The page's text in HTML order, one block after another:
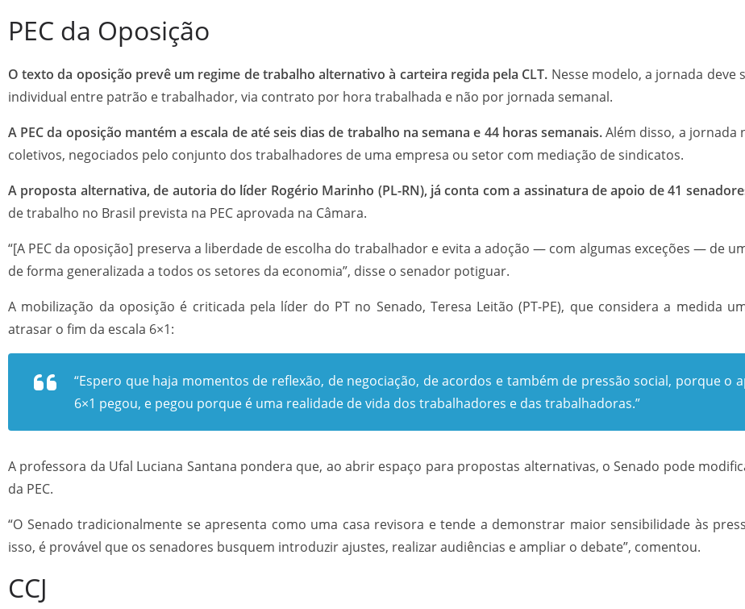
PEC da Oposição
O texto da oposição prevê um regime de trabalho alternativo à carteira regida pela CLT. Nesse modelo, a jornada
individual entre patrão e trabalhador, via contrato por hora trabalhada e não por jornada semanal.
A PEC da oposição mantém a escala de até seis dias de trabalho na semana e 44 horas semanais.Além disso, a jornada
coletivos, negociados pelo conjunto dos trabalhadores de uma empresa ou setor com mediação de sindicatos.
A proposta alternativa, de autoria do líder Rogério Marinho (PL-RN), já conta com a assinatura de apoio de 41
de trabalho no Brasil prevista na PEC aprovada na Câmara.
“[A PEC da oposição] preserva a liberdade de escolha do trabalhador e evita a adoção — com algumas exceções — de
de forma generalizada a todos os setores da economia”, disse o senador potiguar.
A mobilização da oposição é criticada pela líder do PT no Senado, Teresa Leitão (PT-PE), que considera a medida
atrasar o fim da escala 6×1:
“Espero que haja momentos de reflexão, de negociação, de acordos e também de pressão social, porque o
6×1 pegou, e pegou porque é uma realidade de vida dos trabalhadores e das trabalhadoras.”
A professora da Ufal Luciana Santana pondera que, ao abrir espaço para propostas alternativas, o Senado pode
da PEC.
“O Senado tradicionalmente se apresenta como uma casa revisora e tende a demonstrar maior sensibilidade às
isso, é provável que os senadores busquem introduzir ajustes, realizar audiências e ampliar o debate”, comentou.
CCJ